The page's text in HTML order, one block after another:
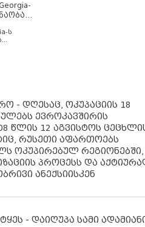
ს
- დღესაც, ოკუპაციის 18
ევროკავშირის
წლის 12 აგვისტოს
რუსეთი აფართოებს
ოკუპირებულ რეგიონებში,
პროცესს და
ანექსიისკენ
- დაიღუპა სამი